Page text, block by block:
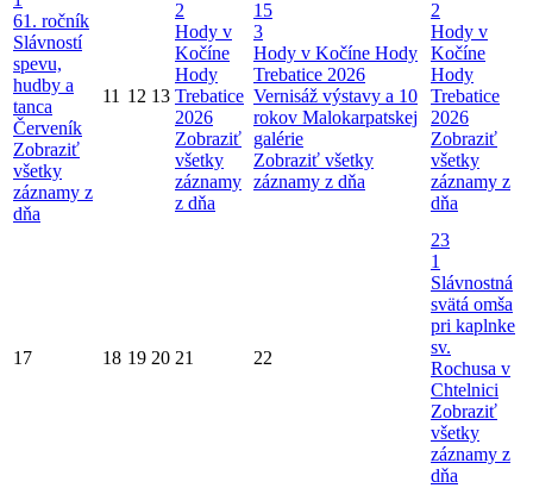
61. ročník
Slávností
spevu,
hudby a
tanca
Červeník
Zobraziť
všetky
záznamy z
dňa
11 12 13
2
Hody v
Kočíne
Hody
Trebatice
2026
Zobraziť
všetky
záznamy
z dňa
15
3
Hody v Kočíne Hody
Trebatice 2026
Vernisáž výstavy a 10
rokov Malokarpatskej
galérie
Zobraziť všetky
záznamy z dňa
2
Hody v
Kočíne
Hody
Trebatice
2026
Zobraziť
všetky
záznamy z
dňa
17 18 19 20 21 22
23
1
Slávnostná
svätá omša
pri kaplnke
sv.
Rochusa v
Chtelnici
Zobraziť
všetky
záznamy z
dňa